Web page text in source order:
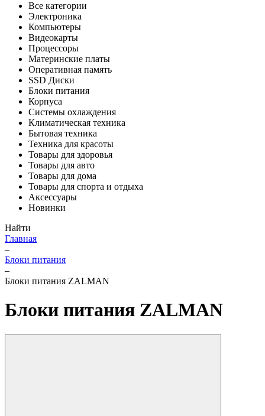
Все категории
Электроника
Компьютеры
Видеокарты
Процессоры
Материнские платы
Оперативная память
SSD Диски
Блоки питания
Корпуса
Системы охлаждения
Климатическая техника
Бытовая техника
Техника для красоты
Товары для здоровья
Товары для авто
Товары для дома
Товары для спорта и отдыха
Аксессуары
Новинки
Найти
Главная
–
Блоки питания
–
Блоки питания ZALMAN
Блоки питания ZALMAN